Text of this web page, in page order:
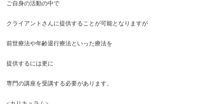
ご自身の活動の中で
クライアントさんに提供することが可能となりますが
前世療法や年齢退行療法といった療法を
提供するには更に
専門の講座を受講する必要があります。